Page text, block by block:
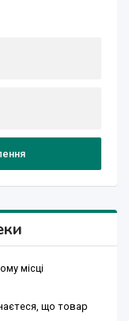
місці
що товар